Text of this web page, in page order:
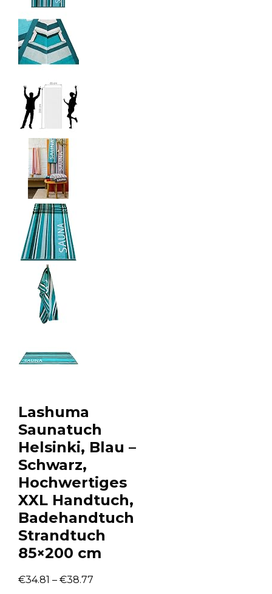
Lashuma
Saunatuch
Helsinki, Blau –
Schwarz,
Hochwertiges
XXL Handtuch,
Badehandtuch
Strandtuch
85×200 cm
€34.81 – €38.77